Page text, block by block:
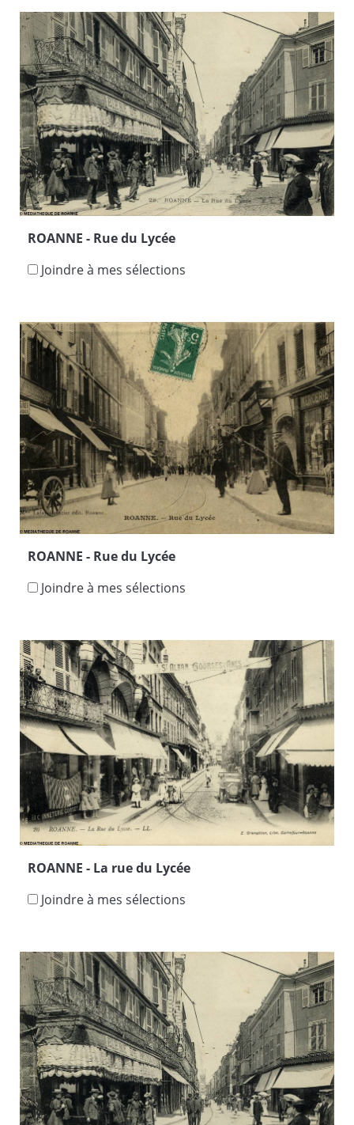
ROANNE - Rue du Lycée
Joindre à mes sélections
ROANNE - Rue du Lycée
Joindre à mes sélections
ROANNE - La rue du Lycée
Joindre à mes sélections